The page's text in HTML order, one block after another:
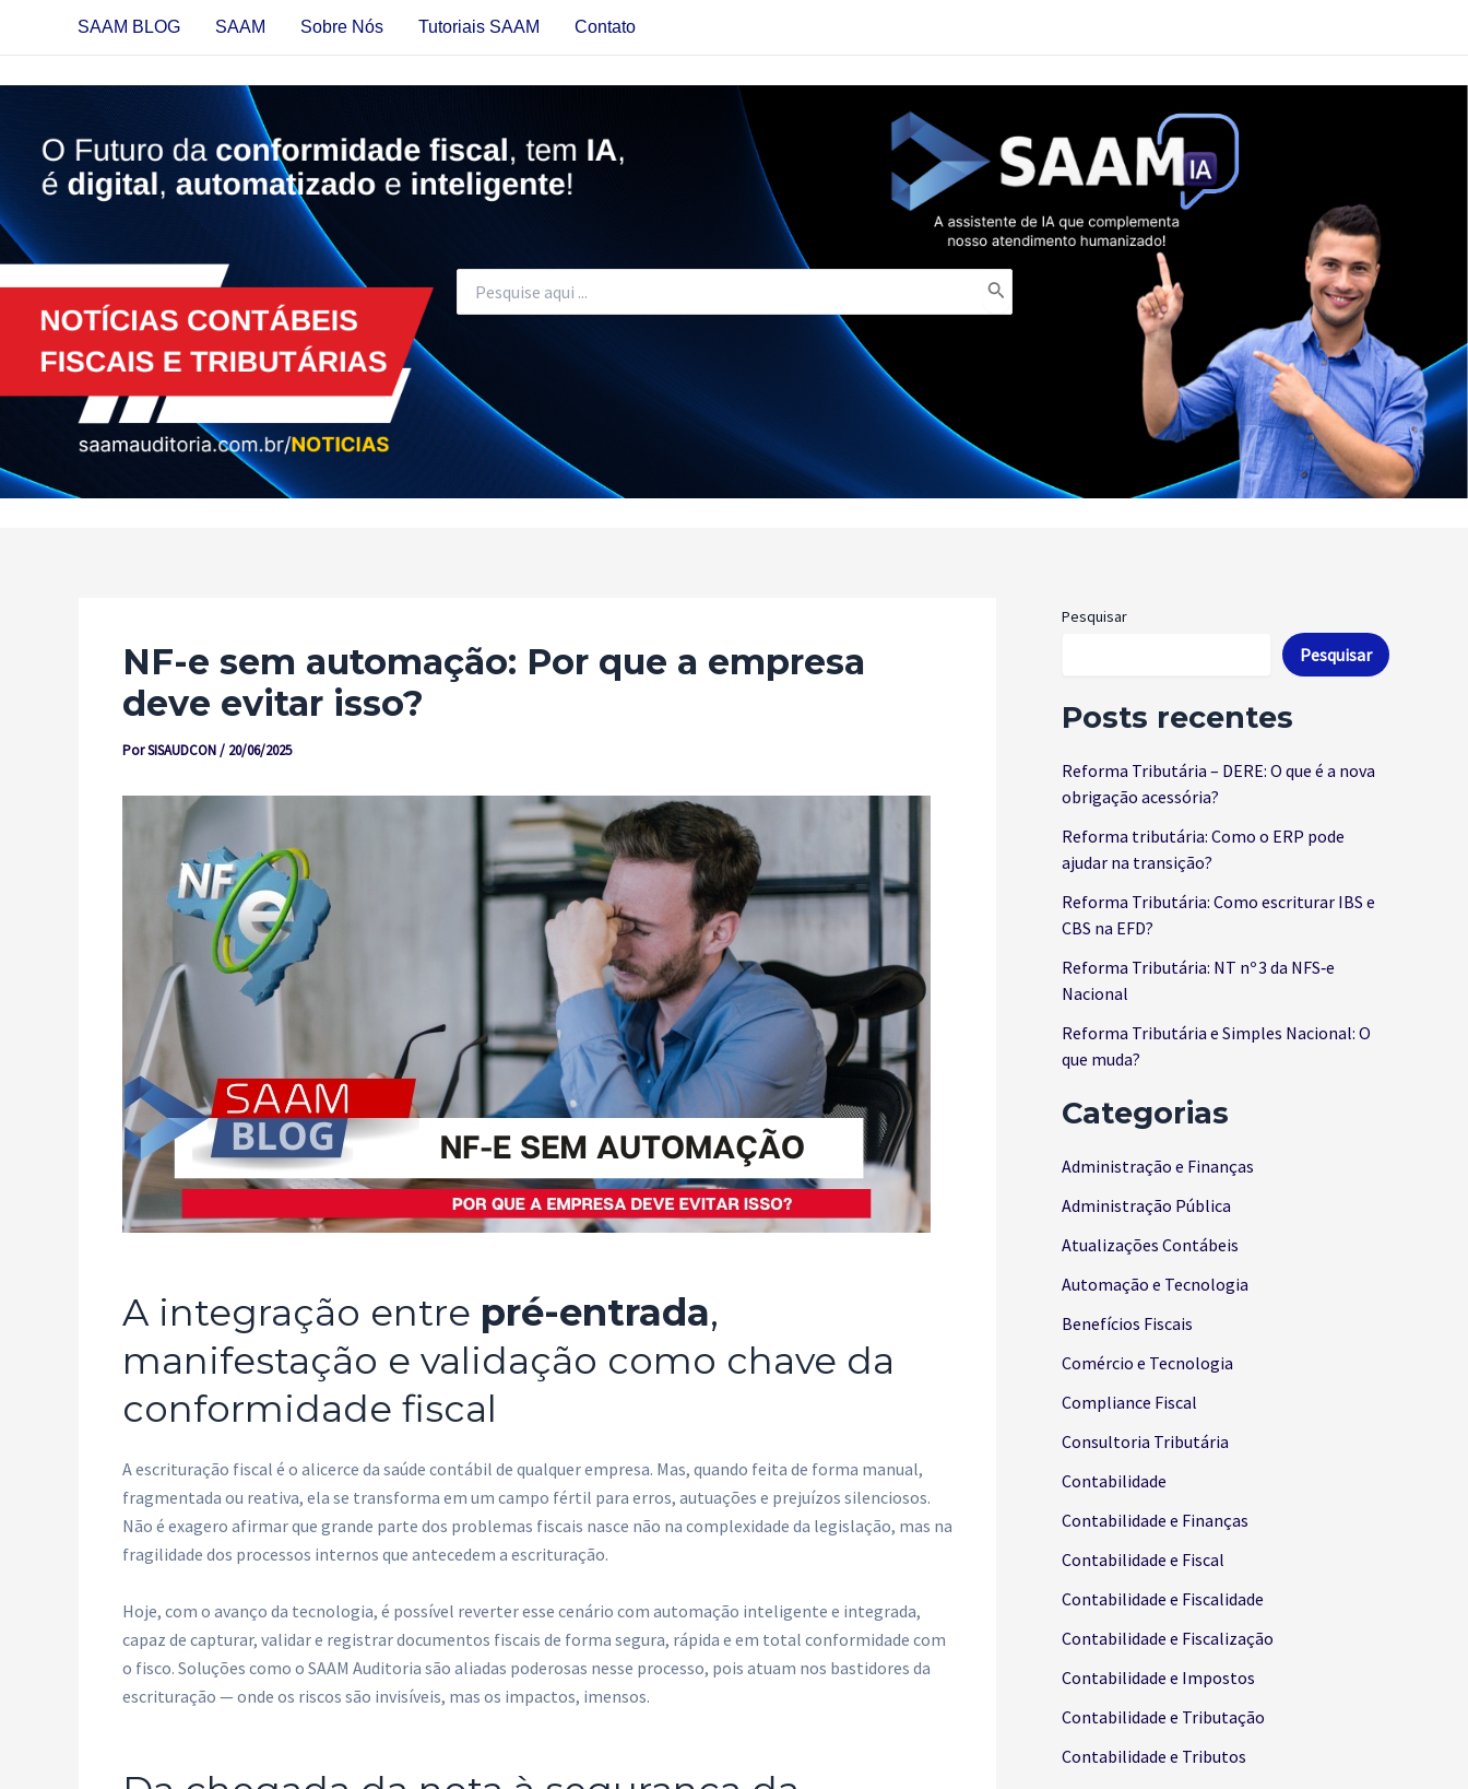
conteúdo
SAAM BLOG SAAM Sobre Nós Tutoriais SAAM Contato
Procurar:
NF-e sem automação: Por que a empresa
deve evitar isso?
PorSISAUDCON/ 20/06/2025
A integração entre pré-entrada,
manifestação e validação como chave da
conformidade fiscal
A escrituração fiscal é o alicerce da saúde contábil de qualquer empresa. Mas, quando feita de forma manual,
fragmentada ou reativa, ela se transforma em um campo fértil para erros, autuações e prejuízos silenciosos.
Não é exagero afirmar que grande parte dos problemas fiscais nasce não na complexidade da legislação, mas na
fragilidade dos processos internos que antecedem a escrituração.
Hoje, com o avanço da tecnologia, é possível reverter esse cenário com automação inteligente e integrada,
capaz de capturar, validar e registrar documentos fiscais de forma segura, rápida e em total conformidade com
o fisco. Soluções como o SAAM Auditoria são aliadas poderosas nesse processo, pois atuam nos bastidores da
escrituração — onde os riscos são invisíveis, mas os impactos, imensos.
Pesquisar
Pesquisar
Posts recentes
Reforma Tributária – DERE: O que é a nova
obrigação acessória?
Reforma tributária: Como o ERP pode
ajudar na transição?
Reforma Tributária: Como escriturar IBS e
CBS na EFD?
Reforma Tributária: NT nº 3 da NFS‑e
Nacional
Reforma Tributária e Simples Nacional: O
que muda?
Categorias
Administração e Finanças
Administração Pública
Atualizações Contábeis
Automação e Tecnologia
Benefícios Fiscais
Comércio e Tecnologia
Compliance Fiscal
Consultoria Tributária
Contabilidade
Contabilidade e Finanças
Contabilidade e Fiscal
Contabilidade e Fiscalidade
Contabilidade e Fiscalização
Contabilidade e Impostos
Contabilidade e Tributação
Contabilidade e Tributos